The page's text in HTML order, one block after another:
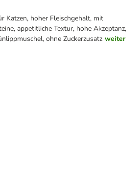
Katzen, hoher Fleischgehalt, mit
appetitliche Textur, hohe Akzeptanz,
ohne Zuckerzusatz weiter